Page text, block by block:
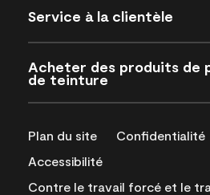
Service à la clientèle
Acheter des produits de
de teinture
Plan du site Confidentialité
Accessibilité
Contre le travail forcé et le